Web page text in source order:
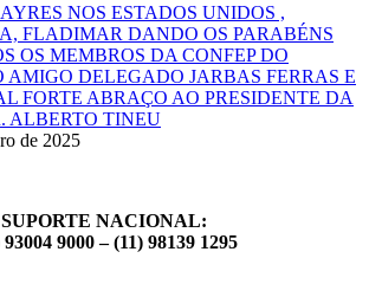
NOS ESTADOS UNIDOS ,
FLADIMAR DANDO OS PARABÉNS
OS MEMBROS DA CONFEP DO
AMIGO DELEGADO JARBAS FERRAS E
FORTE ABRAÇO AO PRESIDENTE DA
ALBERTO TINEU
de 2025
SUPORTE NACIONAL:
93004 9000 – (11) 98139 1295